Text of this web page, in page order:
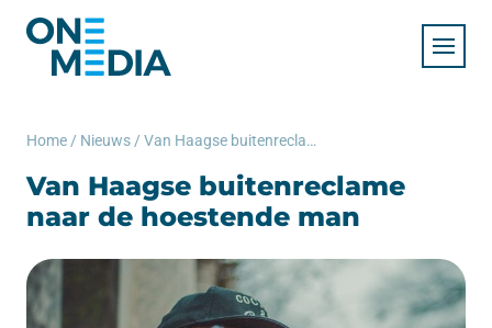
Home / Nieuws / Van Haagse buitenreclame naar de hoestende man
Van Haagse buitenreclame
naar de hoestende man